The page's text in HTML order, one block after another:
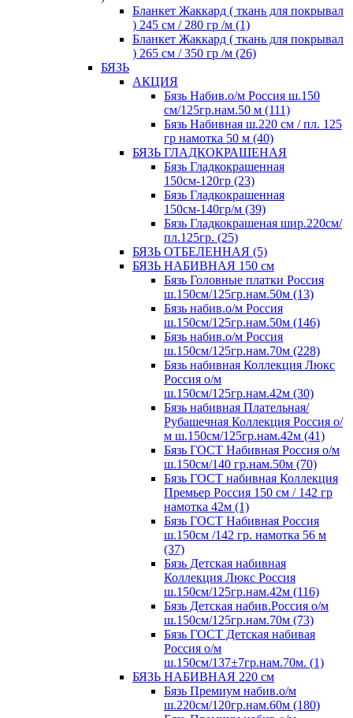
Бланкет Жаккард ( ткань для покрывал
) 245 см / 280 гр /м (1)
Бланкет Жаккард ( ткань для покрывал
) 265 см / 350 гр /м (26)
БЯЗЬ
АКЦИЯ
Бязь Набив.о/м Россия ш.150
см/125гр.нам.50 м (111)
Бязь Набивная ш.220 см / пл. 125
гр намотка 50 м (40)
БЯЗЬ ГЛАДКОКРАШЕНАЯ
Бязь Гладкокрашенная
150см-120гр (23)
Бязь Гладкокрашенная
150см-140гр/м (39)
Бязь Гладкокрашеная шир.220см/
пл.125гр. (25)
БЯЗЬ ОТБЕЛЕННАЯ (5)
БЯЗЬ НАБИВНАЯ 150 см
Бязь Головные платки Россия
ш.150см/125гр.нам.50м (13)
Бязь набив.о/м Россия
ш.150см/125гр.нам.50м (146)
Бязь набив.о/м Россия
ш.150см/125гр.нам.70м (228)
Бязь набивная Коллекция Люкс
Россия о/м
ш.150см/125гр.нам.42м (30)
Бязь набивная Плательная/
Рубашечная Коллекция Россия о/
м ш.150см/125гр.нам.42м (41)
Бязь ГОСТ Набивная Россия о/м
ш.150см/140 гр.нам.50м (70)
Бязь ГОСТ набивная Коллекция
Премьер Россия 150 см / 142 гр
намотка 42м (1)
Бязь ГОСТ Набивная Россия
ш.150см /142 гр. намотка 56 м
(37)
Бязь Детская набивная
Коллекция Люкс Россия
ш.150см/125гр.нам.42м (116)
Бязь Детская набив.Россия о/м
ш.150см/125гр.нам.70м (73)
Бязь ГОСТ Детская набивая
Россия о/м
ш.150см/137±7гр.нам.70м. (1)
БЯЗЬ НАБИВНАЯ 220 см
Бязь Премиум набив.о/м
ш.220см/120гр.нам.60м (180)